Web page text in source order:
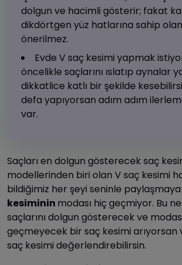
dolgun ve hacimli gösterir; fakat
dikdörtgen yüz hatlarına sahip
önerilmez.
Evde V saç kesimi yapmak
öncelikle saçlarını ıslatıp aynalar
dikkatlice katlı bir şekilde
defa yapıyorsan adım adım
var.
Saçları en dolgun gösterecek saç
modellerinden biri olan V saç kesimi
bildiğimiz her şeyi seninle
kesiminin modası hiç geçmiyor. Bu
saçlarını dolgun gösterecek ve
geçmeyecek bir saç kesimi arıyorsan
saç kesimi değerlendirebilirsin.